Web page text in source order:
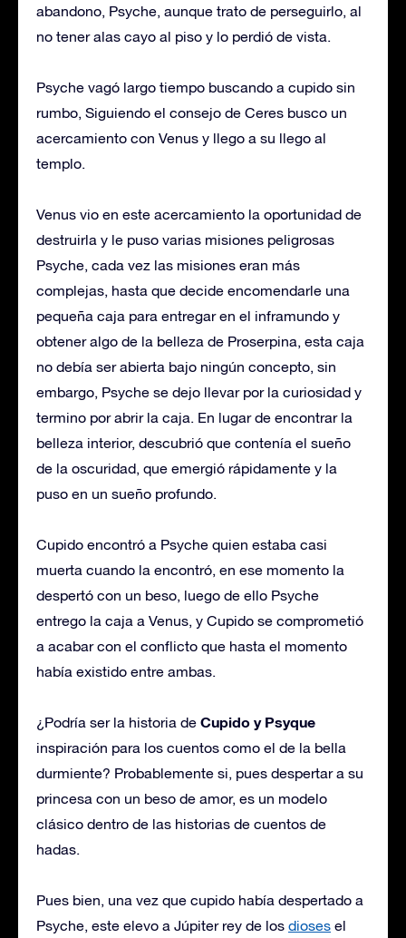
abandono, Psyche, aunque trato de perseguirlo, al
no tener alas cayo al piso y lo perdió de vista.
Psyche vagó largo tiempo buscando a cupido sin
rumbo, Siguiendo el consejo de Ceres busco un
acercamiento con Venus y llego a su llego al
templo.
Venus vio en este acercamiento la oportunidad de
destruirla y le puso varias misiones peligrosas
Psyche, cada vez las misiones eran más
complejas, hasta que decide encomendarle una
pequeña caja para entregar en el inframundo y
obtener algo de la belleza de Proserpina, esta caja
no debía ser abierta bajo ningún concepto, sin
embargo, Psyche se dejo llevar por la curiosidad y
termino por abrir la caja. En lugar de encontrar la
belleza interior, descubrió que contenía el sueño
de la oscuridad, que emergió rápidamente y la
puso en un sueño profundo.
Cupido encontró a Psyche quien estaba casi
muerta cuando la encontró, en ese momento la
despertó con un beso, luego de ello Psyche
entrego la caja a Venus, y Cupido se comprometió
a acabar con el conflicto que hasta el momento
había existido entre ambas.
¿Podría ser la historia de Cupido y Psyque
inspiración para los cuentos como el de la bella
durmiente? Probablemente si, pues despertar a su
princesa con un beso de amor, es un modelo
clásico dentro de las historias de cuentos de
hadas.
Pues bien, una vez que cupido había despertado a
Psyche, este elevo a Júpiter rey de los dioses el